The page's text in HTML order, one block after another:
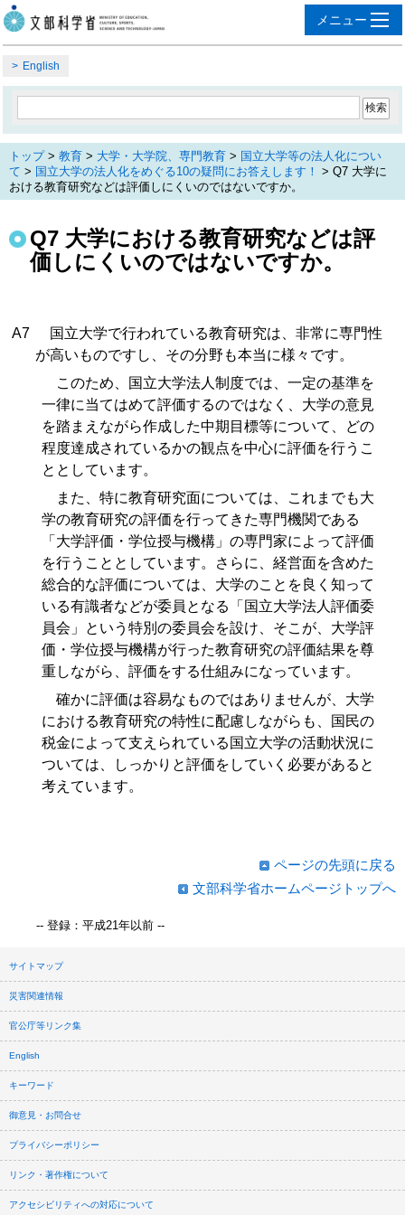
English
トップ> 教育 > 大学・大学院、専門教育 > 国立大学等の法人化につい
て > 国立大学の法人化をめぐる10の疑問にお答えします！ > Q7 大学に
おける教育研究などは評価しにくいのではないですか。
Q7 大学における教育研究などは評
価しにくいのではないですか。
A7
国立大学で行われている教育研究は、非常に専門性
が高いものですし、その分野も本当に様々です。
このため、国立大学法人制度では、一定の基準を
一律に当てはめて評価するのではなく、大学の意見
を踏まえながら作成した中期目標等について、どの
程度達成されているかの観点を中心に評価を行うこ
ととしています。
また、特に教育研究面については、これまでも大
学の教育研究の評価を行ってきた専門機関である
「大学評価・学位授与機構」の専門家によって評価
を行うこととしています。さらに、経営面を含めた
総合的な評価については、大学のことを良く知って
いる有識者などが委員となる「国立大学法人評価委
員会」という特別の委員会を設け、そこが、大学評
価・学位授与機構が行った教育研究の評価結果を尊
重しながら、評価をする仕組みになっています。
確かに評価は容易なものではありませんが、大学
における教育研究の特性に配慮しながらも、国民の
税金によって支えられている国立大学の活動状況に
ついては、しっかりと評価をしていく必要があると
考えています。
ページの先頭に戻る
文部科学省ホームページトップへ
-- 登録：平成21年以前 --
サイトマップ
災害関連情報
官公庁等リンク集
English
キーワード
御意見・お問合せ
プライバシーポリシー
リンク・著作権について
アクセシビリティへの対応について